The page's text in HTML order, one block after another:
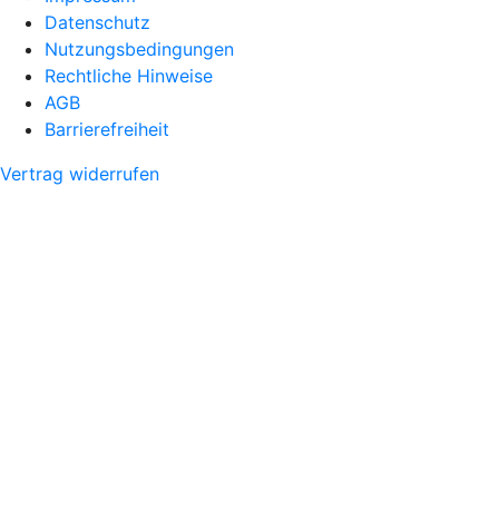
Datenschutz
Nutzungsbedingungen
Rechtliche Hinweise
AGB
Barrierefreiheit
Vertrag widerrufen